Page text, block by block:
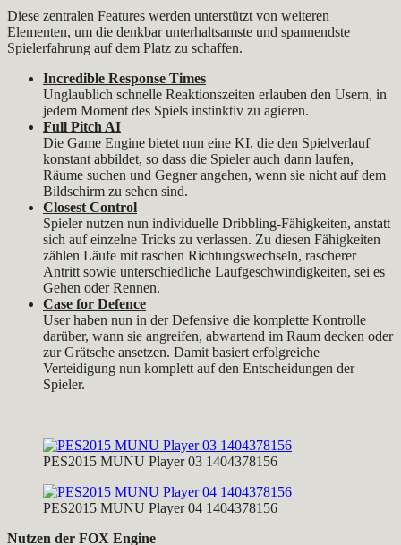
Diese zentralen Features werden unterstützt von weiteren
Elementen, um die denkbar unterhaltsamste und spannendste
Spielerfahrung auf dem Platz zu schaffen.
Incredible Response Times
Unglaublich schnelle Reaktionszeiten erlauben den Usern, in
jedem Moment des Spiels instinktiv zu agieren.
Full Pitch AI
Die Game Engine bietet nun eine KI, die den Spielverlauf
konstant abbildet, so dass die Spieler auch dann laufen,
Räume suchen und Gegner angehen, wenn sie nicht auf dem
Bildschirm zu sehen sind.
Closest Control
Spieler nutzen nun individuelle Dribbling-Fähigkeiten, anstatt
sich auf einzelne Tricks zu verlassen. Zu diesen Fähigkeiten
zählen Läufe mit raschen Richtungswechseln, rascherer
Antritt sowie unterschiedliche Laufgeschwindigkeiten, sei es
Gehen oder Rennen.
Case for Defence
User haben nun in der Defensive die komplette Kontrolle
darüber, wann sie angreifen, abwartend im Raum decken oder
zur Grätsche ansetzen. Damit basiert erfolgreiche
Verteidigung nun komplett auf den Entscheidungen der
Spieler.
PES2015 MUNU Player 03 1404378156
PES2015 MUNU Player 04 1404378156
Nutzen der FOX Engine